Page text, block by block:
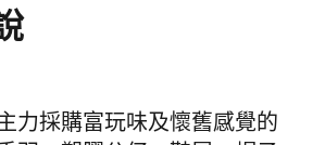
力採購富玩味及懷舊感覺的